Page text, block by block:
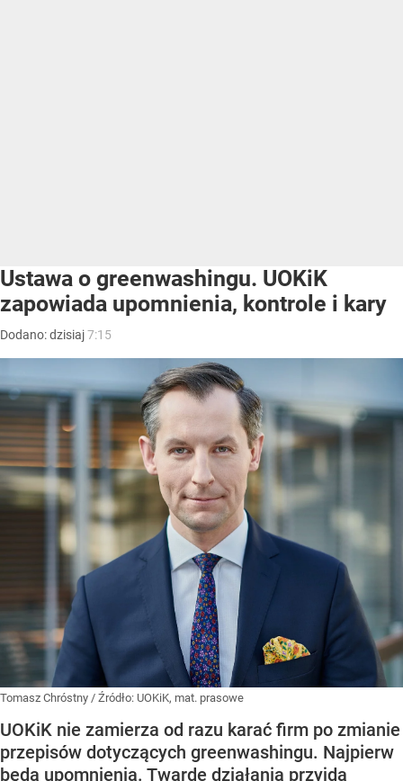
Ustawa o greenwashingu. UOKiK
zapowiada upomnienia, kontrole i kary
Dodano:dzisiaj7:15
Tomasz Chróstny / Źródło: UOKiK, mat. prasowe
UOKiK nie zamierza od razu karać firm po zmianie
przepisów dotyczących greenwashingu. Najpierw
będą upomnienia. Twarde działania przyjdą